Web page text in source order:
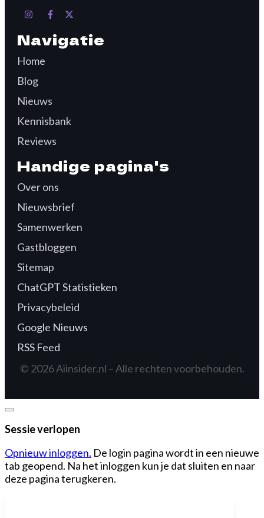
Navigatie
Home
Blog
Nieuws
Kennisbank
Reviews
Handige pagina's
Over ons
Nieuwsbrief
Samenwerken
Gastbloggen
Sitemap
ChatGPT Statistieken
Privacybeleid
Google Nieuws
RSS Feed
© 2026 Aiinsider.nl – Alle rechten voorbehouden.
Dialoogvenster
Sessie verlopen
Opnieuw inloggen. De login pagina wordt in een nieuwe
tab geopend. Na het inloggen kun je dat sluiten en naar
deze pagina terugkeren.